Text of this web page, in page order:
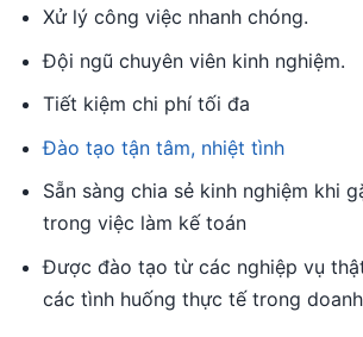
Xử lý công việc nhanh chóng.
Đội ngũ chuyên viên kinh nghiệm.
Tiết kiệm chi phí tối đa
Đào tạo tận tâm, nhiệt tình
Sẵn sàng chia sẻ kinh nghiệm khi
trong việc làm kế toán
Được đào tạo từ các nghiệp vụ
các tình huống thực tế trong